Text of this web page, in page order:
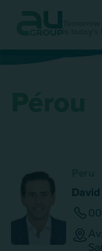
is today's